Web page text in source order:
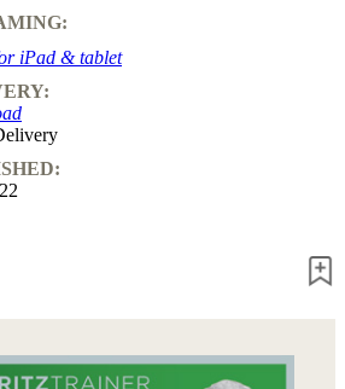
iPad & tabletUpgrade
Database
Fritz&Chesster
60